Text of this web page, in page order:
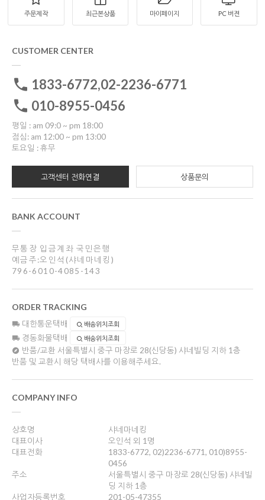
주문제작 최근본상품 마이페이지 PC 버젼
CUSTOMER CENTER
1833-6772,02-2236-6771
010-8955-0456
평일 : am 09:0 ~ pm 18:00
점심: am 12:00 ~ pm 13:00
토요일 : 휴무
고객센터 전화연결 상품문의
BANK ACCOUNT
무통장 입금계좌 국민은행
예금주:오인석(샤네마네킹)
796-6010-4085-143
ORDER TRACKING
대한통운택배 배송위치조회
경동화물택배 배송위치조회
반품/교환 서울특별시 중구 마장로 28(신당동) 샤네빌딩 지하 1층
반품 및 교환시 해당 택배사를 이용해주세요.
COMPANY INFO
상호명
샤네마네킹
대표이사
오인석 외 1명
대표전화
1833-6772, 02)2236-6771, 010)8955-
0456
주소
서울특별시 중구 마장로 28(신당동) 샤네빌
딩 지하 1층
사업자등록번호
201-05-47355